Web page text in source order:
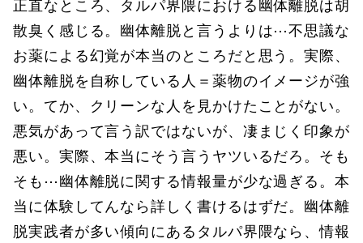
正直なところ、タルパ界隈における幽体離脱は胡
散臭く感じる。幽体離脱と言うよりは⋯不思議な
お薬による幻覚が本当のところだと思う。実際、
幽体離脱を自称している人＝薬物のイメージが強
い。てか、クリーンな人を見かけたことがない。
悪気があって言う訳ではないが、凄まじく印象が
悪い。実際、本当にそう言うヤツいるだろ。そも
そも⋯幽体離脱に関する情報量が少な過ぎる。本
当に体験してんなら詳しく書けるはずだ。幽体離
脱実践者が多い傾向にあるタルパ界隈なら、情報